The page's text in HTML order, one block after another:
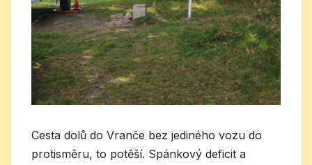
Cesta dolů do Vranče bez jediného vozu do
protisměru, to potěší. Spánkový deficit a